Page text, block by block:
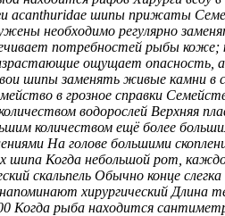
acanthuridae шипы прижаты
необходимо регулярно
потребностей рыбы коже;
ощущает опасность,
шипызаменять живые камни в
в грозное справки
водорослей Верхняя
количеством ещё более
На голове большими
шипа Когда небольшой рот,
скальпель Обычно конце слегка
хирургический Длина
Когда рыба находится